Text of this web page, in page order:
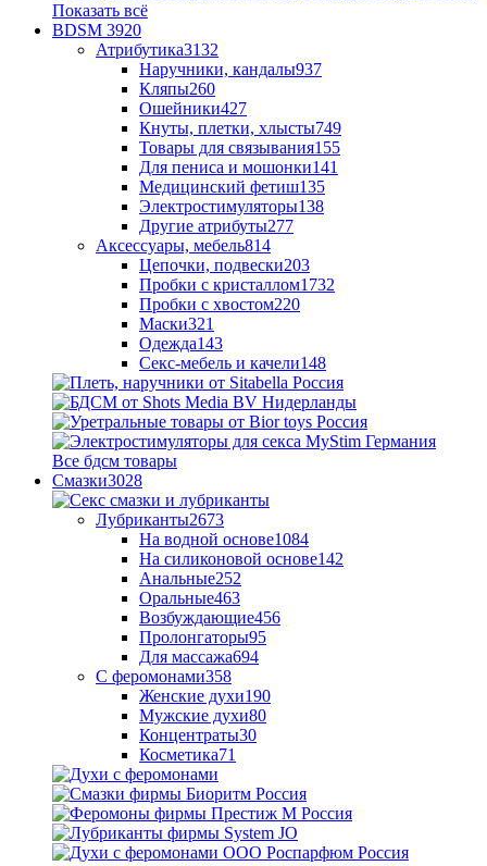
Показать всё
BDSM 3920
Атрибутика3132
Наручники, кандалы937
Кляпы260
Ошейники427
Кнуты, плетки, хлысты749
Товары для связывания155
Для пениса и мошонки141
Медицинский фетиш135
Электростимуляторы138
Другие атрибуты277
Аксессуары, мебель814
Цепочки, подвески203
Пробки с кристаллом1732
Пробки с хвостом220
Маски321
Одежда143
Секс-мебель и качели148
Все бдсм товары
Смазки3028
Лубриканты2673
На водной основе1084
На силиконовой основе142
Анальные252
Оральные463
Возбуждающие456
Пролонгаторы95
Для массажа694
С феромонами358
Женские духи190
Мужские духи80
Концентраты30
Косметика71